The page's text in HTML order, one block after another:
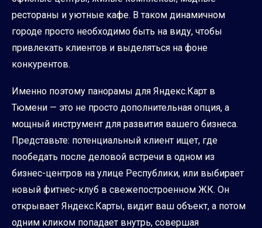
рестораны и уютные кафе. В таком динамичном
городе просто необходимо быть на виду, чтобы
привлекать клиентов и выделяться на фоне
конкурентов.
Именно поэтому панорамы для Яндекс.Карт в
Тюмени — это не просто дополнительная опция, а
мощный инструмент для развития вашего бизнеса.
Представьте: потенциальный клиент ищет, где
пообедать после деловой встречи в одном из
бизнес-центров на улице Республики, или выбирает
новый фитнес-клуб в свежепостроенном ЖК. Он
открывает Яндекс.Карты, видит ваш объект, а потом
одним кликом попадает внутрь, совершая